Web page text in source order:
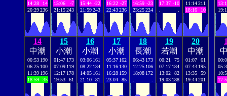
14:28
14
20:29236
15:06
-7
21:15243
15:44 -22
21:59243
16:22 -27
22:43236
16:59 -23
23:25224
17:37 -10
11:14211
18:16
10
14
中潮
00:53 190
06:25 100
11:39 196
18:59
35
15
小潮
01:47 173
07:09 119
12:17 178
19:53
61
16
小潮
03:06 161
08:22 134
14:05 161
21:10
81
17
小潮
05:37 162
11:16 130
16:28 159
23:04
85
18
長潮
06:43 173
12:25 106
18:08 172
19
若潮
00:21
75
07:17 184
13:02
82
19:03 188
20
中潮
01:07
61
07:43 195
13:35
59
19:44201